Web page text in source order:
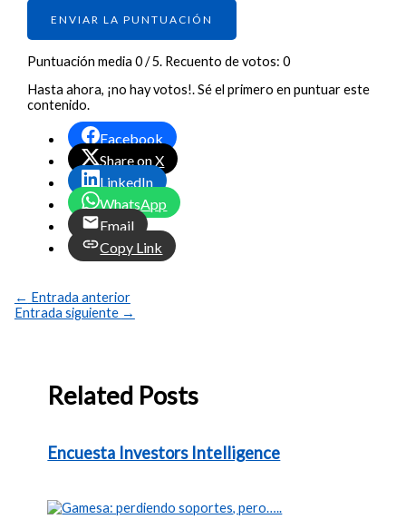
ENVIAR LA PUNTUACIÓN
Puntuación media0/ 5. Recuento de votos:0
Hasta ahora, ¡no hay votos!. Sé el primero en puntuar este
contenido.
Facebook
Share on X
LinkedIn
WhatsApp
Email
Copy Link
← Entrada anterior
Entrada siguiente →
Related Posts
Encuesta Investors Intelligence